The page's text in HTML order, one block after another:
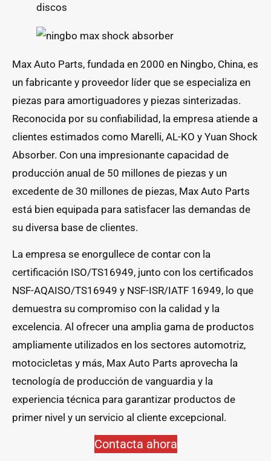
discos
Max Auto Parts, fundada en 2000 en Ningbo, China, es
un fabricante y proveedor líder que se especializa en
piezas para amortiguadores y piezas sinterizadas.
Reconocida por su confiabilidad, la empresa atiende a
clientes estimados como Marelli, AL-KO y Yuan Shock
Absorber. Con una impresionante capacidad de
producción anual de 50 millones de piezas y un
excedente de 30 millones de piezas, Max Auto Parts
está bien equipada para satisfacer las demandas de
su diversa base de clientes.
La empresa se enorgullece de contar con la
certificación ISO/TS16949, junto con los certificados
NSF-AQAISO/TS16949 y NSF-ISR/IATF 16949, lo que
demuestra su compromiso con la calidad y la
excelencia. Al ofrecer una amplia gama de productos
ampliamente utilizados en los sectores automotriz,
motocicletas y más, Max Auto Parts aprovecha la
tecnología de producción de vanguardia y la
experiencia técnica para garantizar productos de
primer nivel y un servicio al cliente excepcional.
Contacta ahora